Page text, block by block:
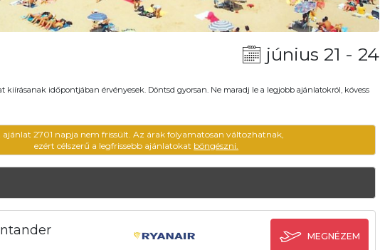
június 21 - 24
kiírásanak időpontjában érvényesek. Döntsd gyorsan. Ne maradj le a legjobb ajánlatokról, kövess
ajánlat 2701 napja nem frissült. Az árak folyamatosan változhatnak,
ezért célszerű a legfrissebb ajánlatokat böngészni.
MEGNÉZEM